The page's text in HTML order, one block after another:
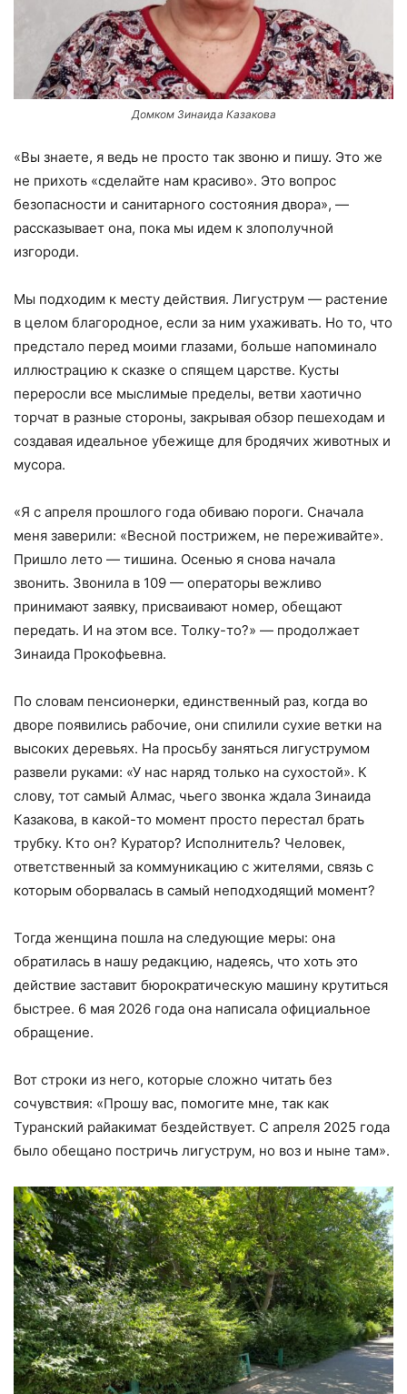
Домком Зинаида Казакова
«Вы знаете, я ведь не просто так звоню и пишу. Это же
не прихоть «сделайте нам красиво». Это вопрос
безопасности и санитарного состояния двора», —
рассказывает она, пока мы идем к злополучной
изгороди.
Мы подходим к месту действия. Лигуструм — растение
в целом благородное, если за ним ухаживать. Но то, что
предстало перед моими глазами, больше напоминало
иллюстрацию к сказке о спящем царстве. Кусты
переросли все мыслимые пределы, ветви хаотично
торчат в разные стороны, закрывая обзор пешеходам и
создавая идеальное убежище для бродячих животных и
мусора.
«Я с апреля прошлого года обиваю пороги. Сначала
меня заверили: «Весной пострижем, не переживайте».
Пришло лето — тишина. Осенью я снова начала
звонить. Звонила в 109 — операторы вежливо
принимают заявку, присваивают номер, обещают
передать. И на этом все. Толку-то?» — продолжает
Зинаида Прокофьевна.
По словам пенсионерки, единственный раз, когда во
дворе появились рабочие, они спилили сухие ветки на
высоких деревьях. На просьбу заняться лигуструмом
развели руками: «У нас наряд только на сухостой». К
слову, тот самый Алмас, чьего звонка ждала Зинаида
Казакова, в какой-то момент просто перестал брать
трубку. Кто он? Куратор? Исполнитель? Человек,
ответственный за коммуникацию с жителями, связь с
которым оборвалась в самый неподходящий момент?
Тогда женщина пошла на следующие меры: она
обратилась в нашу редакцию, надеясь, что хоть это
действие заставит бюрократическую машину крутиться
быстрее. 6 мая 2026 года она написала официальное
обращение.
Вот строки из него, которые сложно читать без
сочувствия: «Прошу вас, помогите мне, так как
Туранский райакимат бездействует. С апреля 2025 года
было обещано постричь лигуструм, но воз и ныне там».